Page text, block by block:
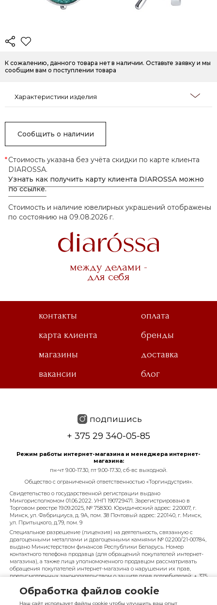
К сожалению, данного товара нет в наличии. Оставьте заявку и мы
сообщим вам о поступлении товара
Характеристики изделия
Сообщить о наличии
*Стоимость указана без учёта скидки по карте клиента
DIAROSSA.
Узнать как получить карту клиента DIAROSSA можно
по ссылке.
Стоимость и наличие ювелирных украшений отображены
по состоянию на 09.08.2026 г.
между делами -
для себя
контакты
оплата
карта клиента
бренды
магазины
доставка
вакансии
блог
подпишись
+ 375 29 340-05-85
Режим работы интернет-магазина и менеджера интернет-
магазина:
пн-чт 9.00-17.30, пт 9.00-17.30, сб-вс выходной.
Общество с ограниченной ответственностью «Торгиндустрия».
Свидетельство о государственной регистрации выдано
Мингорисполкомом 01.06.2022. УНП 190729471. Зарегистрировано в
Торговом реестре 19.09.2025, № 758300. Юридический адрес: 220007, г.
Минск, ул. Фабрициуса, д. 9А, пом. 38 Почтовый адрес: 220140, г. Минск,
ул. Притыцкого, д.79, пом. 9
Специальное разрешение (лицензия) на деятельность, связанную с
драгоценными металлами и драгоценными камнями № 02200/21-00784,
выдано Министерством финансов Республики Беларусь. Номер
контактного телефона продавца (для обращений покупателей интернет-
магазина), а также лица уполномоченного продавцом рассматривать
обращения покупателей интернет-магазина о нарушении их прав,
предусмотренных законодательством о защите прав потребителей: + 375
управления по работе с обращениями граждан и юридических лиц
Минского городского исполнительного комитета, администрация
Обработка файлов cookie
Наш сайт использует файлы cookie чтобы улучшить ваш опыт